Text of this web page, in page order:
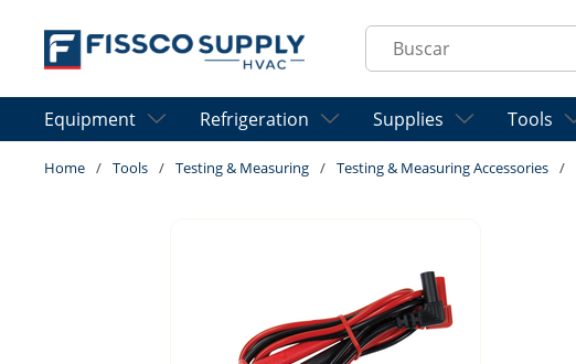
Skip to main content
Site Search
Equipment Refrigeration Supplies Tools
Home / Tools / Testing & Measuring / Testing & Measuring Accessories /